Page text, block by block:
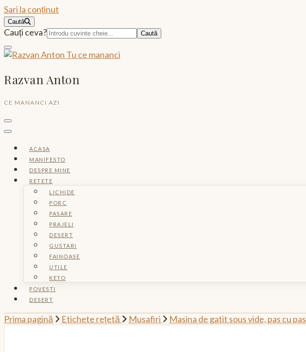
Sari la conținut
Caută
Caută:
Cauți ceva?
Razvan Anton
CE MANANCI AZI
ACASA
MANIFESTO
DESPRE MINE
RETETE
LICHIDE
PORC
PASARE
PRAJELI
DESERT
GUSTARI
FAINOASE
UTILE
KETO
POVESTI
DESERT
Prima pagină Etichete rețetă Musafiri Masina de gatit sous vide, pas cu pas